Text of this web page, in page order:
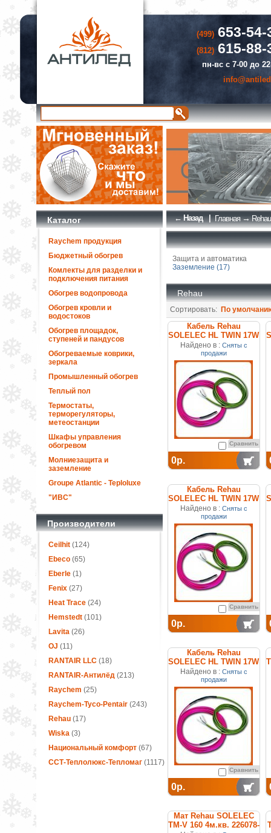
(499)653-54-
(812)615-88-
пн-вс с 7-00 до
Каталог
Raychem продукция
Бюджетный обогрев
Комлекты для разделки и
подключения питания
Обогрев водопровода
Обогрев кровли и
водостоков
Обогрев площадок,
ступеней и пандусов
Обогреваемые коврики,
зеркала
Промышленный обогрев
Теплый пол
Термостаты,
терморегуляторы,
метеостанции
Шкафы управления
обогревом
Молниезащита и
заземление
Groupe Atlantic - Teploluxe
"ИВС"
Производители
Ceilhit(124)
Ebeco(65)
Eberle(1)
Fenix(27)
Heat Trace(24)
Hemstedt(101)
Lavita(26)
OJ (11)
RANTAIR LLC(18)
RANTAIR-Антилёд(213)
Raychem (25)
Raychem-Tyco-Pentair (243)
Rehau(17)
Wiska(3)
Национальный комфорт(67)
ССТ-Теплолюкс-Тепломаг(1117)
← Назад | Главная→Rehau
Защита и автоматика
Заземление (17)
Rehau
Сортировать: По
Кабель Rehau
SOLELEC HL TWIN 17W
227015-100
Найдено в : Сняты с
продажи
Сравнить
0р.
Кабель Rehau
SOLELEC HL TWIN 17W
227019-100
Найдено в : Сняты с
продажи
Сравнить
0р.
Кабель Rehau
SOLELEC HL TWIN 17W
227026-100
Найдено в : Сняты с
продажи
Сравнить
0р.
Мат Rehau SOLELEC
TM-V 160 4м.кв. 226078-